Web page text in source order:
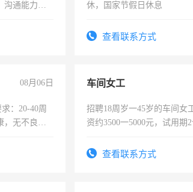
沟通能力
休，国家节假日休息
查看联系方式
08月06日
：20-40周
，无不良嗜
倒，每月
车间女工
招聘18周岁一45岁的车间女
资约3500一5000元，试用期
查看联系方式